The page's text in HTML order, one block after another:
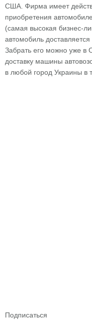
США. Фирма имеет
приобретения
(самая высокая бизнес-
автомобиль
Забрать его можно уже в
доставку машины
в любой город Украины в
Подписаться